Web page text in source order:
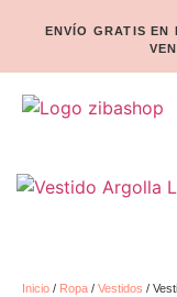
ENVÍO GRATIS EN
Inicio / Ropa / Vestidos /